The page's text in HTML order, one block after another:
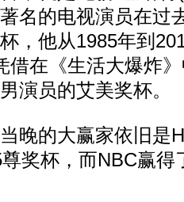
名的电视演员在过
，他从1985年到
借在《生活大爆炸
演员的艾美奖杯。
的大赢家依旧是
奖杯，而NBC赢得